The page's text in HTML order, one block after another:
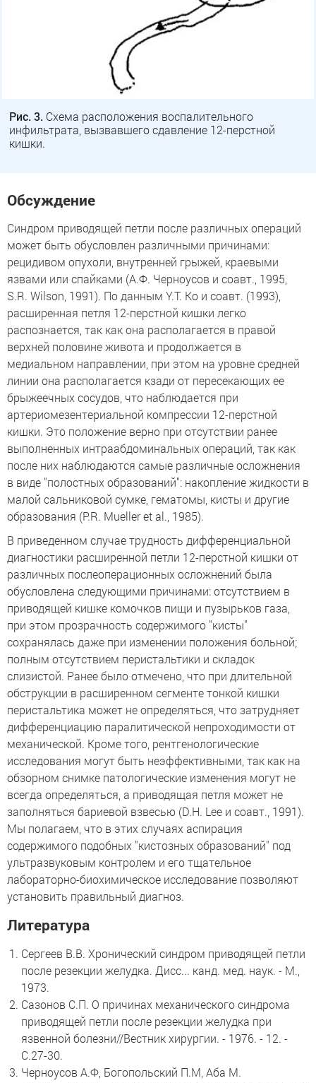
Рис. 3. Схема расположения воспалительного
инфильтрата, вызвавшего сдавление 12-перстной
кишки.
Обсуждение
Синдром приводящей петли после различных операций
может быть обусловлен различными причинами:
рецидивом опухоли, внутренней грыжей, краевыми
язвами или спайками (А.Ф. Черноусов и соавт., 1995,
S.R. Wilson, 1991). По данным Y.T. Ko и соавт. (1993),
расширенная петля 12-перстной кишки легко
распознается, так как она располагается в правой
верхней половине живота и продолжается в
медиальном направлении, при этом на уровне средней
линии она располагается кзади от пересекающих ее
брыжеечных сосудов, что наблюдается при
артериомезентериальной компрессии 12-перстной
кишки. Это положение верно при отсутствии ранее
выполненных интраабдоминальных операций, так как
после них наблюдаются самые различные осложнения
в виде "полостных образований": накопление жидкости в
малой сальниковой сумке, гематомы, кисты и другие
образования (P.R. Mueller et al., 1985).
В приведенном случае трудность дифференциальной
диагностики расширенной петли 12-перстной кишки от
различных послеоперационных осложнений была
обусловлена следующими причинами: отсутствием в
приводящей кишке комочков пищи и пузырьков газа,
при этом прозрачность содержимого "кисты"
сохранялась даже при изменении положения больной;
полным отсутствием перистальтики и складок
слизистой. Ранее было отмечено, что при длительной
обструкции в расширенном сегменте тонкой кишки
перистальтика может не определяться, что затрудняет
дифференциацию паралитической непроходимости от
механической. Кроме того, рентгенологические
исследования могут быть неэффективными, так как на
обзорном снимке патологические изменения могут не
всегда определяться, а приводящая петля может не
заполняться бариевой взвесью (D.H. Lee и соавт., 1991).
Мы полагаем, что в этих случаях аспирация
содержимого подобных "кистозных образований" под
ультразвуковым контролем и его тщательное
лабораторно-биохимическое исследование позволяют
установить правильный диагноз.
Литература
Сергеев В.В. Хронический синдром приводящей петли
после резекции желудка. Дисс... канд. мед. наук. - М.,
1973.
Сазонов С.П. О причинах механического синдрома
приводящей петли после резекции желудка при
язвенной болезни//Вестник хирургии. - 1976. - 12. -
С.27-30.
Черноусов А.Ф, Богопольский П.М, Аба М.